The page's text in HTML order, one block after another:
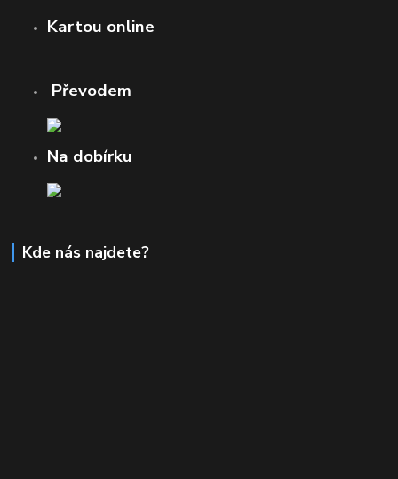
Kartou online
Převodem
Na dobírku
Kde nás najdete?